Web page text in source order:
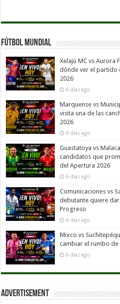
Fútbol Mundial
Xelajú MC vs Aurora
dónde ver el partido
2026
6 días ago
Marquense vs
visita una de las
2026
6 días ago
Guastatoya vs
candidatos que
del Apertura 2026
6 días ago
Comunicaciones vs
debutante quiere
Progreso
6 días ago
Mixco vs
cambiar el rumbo
6 días ago
Advertisement